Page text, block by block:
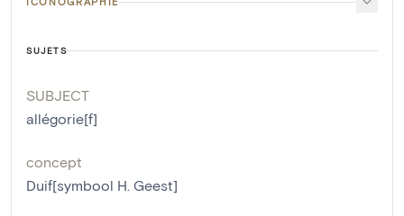
SUJETS
SUBJECT
allégorie[f]
concept
Duif[symbool H. Geest]